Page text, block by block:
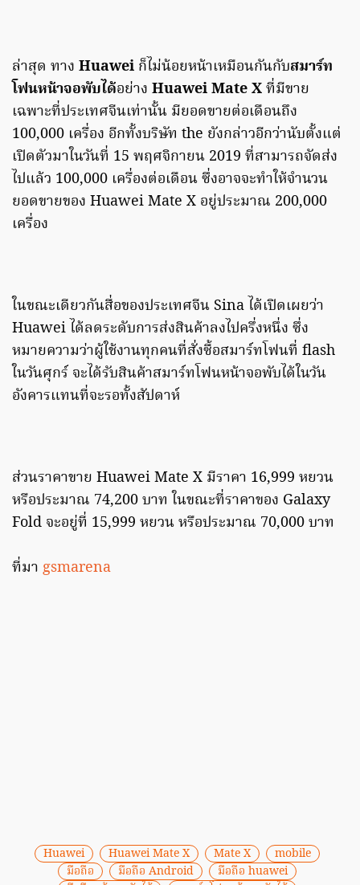
ล่าสุด ทาง Huawei ก็ไม่น้อยหน้าเหมือนกันกับสมาร์ท
โฟนหน้าจอพับได้อย่าง Huawei Mate Xที่มีขาย
เฉพาะที่ประเทศจีนเท่านั้น มียอดขายต่อเดือนถึง
100,000 เครื่อง อีกทั้งบริษัท the ยังกล่าวอีกว่านับตั้งแต่
เปิดตัวมาในวันที่ 15 พฤศจิกายน 2019 ที่สามารถจัดส่ง
ไปแล้ว 100,000 เครื่องต่อเดือน ซึ่งอาจจะทำให้จำนวน
ยอดขายของ Huawei Mate X อยู่ประมาณ 200,000
เครื่อง
ในขณะเดียวกันสื่อของประเทศจีน Sina ได้เปิดเผยว่า
Huawei ได้ลดระดับการส่งสินค้าลงไปครึ่งหนึ่ง ซึ่ง
หมายความว่าผู้ใช้งานทุกคนที่สั่งซื้อสมาร์ทโฟนที่ flash
ในวันศุกร์ จะได้รับสินค้าสมาร์ทโฟนหน้าจอพับได้ในวัน
อังคารแทนที่จะรอทั้งสัปดาห์
ส่วนราคาขาย Huawei Mate X มีราคา 16,999 หยวน
หรือประมาณ 74,200 บาท ในขณะที่ราคาของ Galaxy
Fold จะอยู่ที่ 15,999 หยวน หรือประมาณ 70,000 บาท
ที่มา gsmarena
Huawei Huawei Mate X Mate X
mobile
มือถือ
มือถือ Android
มือถือ huawei